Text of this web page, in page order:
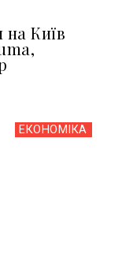
на Київ
ЕКОНОМІКА